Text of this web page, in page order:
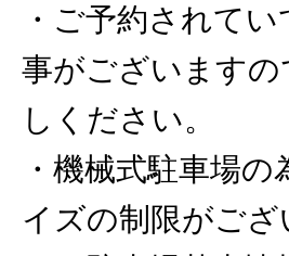
・ご予約されて
事がございます
しください。
・機械式駐車場
イズの制限がご